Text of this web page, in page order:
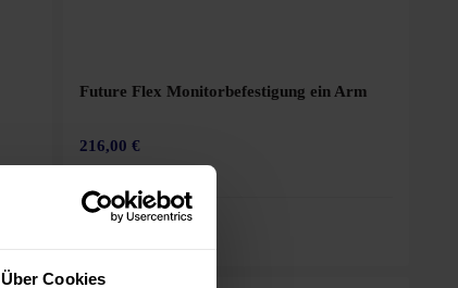
Über Cookies
Future Flex Monitorbefestigung ein Arm
216,00 €